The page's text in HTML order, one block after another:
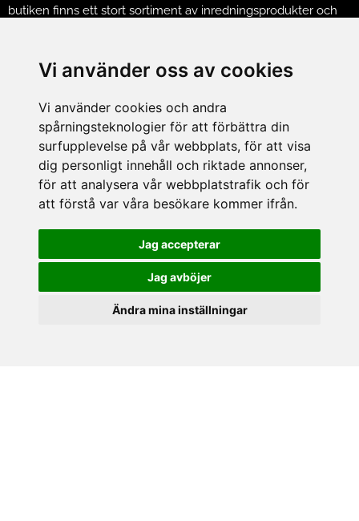
Vi använder oss av cookies
Vi använder cookies och andra
spårningsteknologier för att förbättra din
surfupplevelse på vår webbplats, för att visa
dig personligt innehåll och riktade annonser,
för att analysera vår webbplatstrafik och för
att förstå var våra besökare kommer ifrån.
Jag accepterar
Jag avböjer
Ändra mina inställningar
butiken finns ett stort sortiment av inredningsprodukter och
KONTAKT
Skomakaregatan 1, 223 50 LUND
Vardagar 10-18
Lördagar 10-16
Söndagar 12-16
Avvikande öppettider 2026
Tel: 046150250
FÖLJ OSS PÅ: